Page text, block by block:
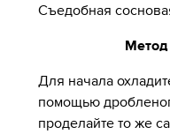
Съедобная
Метод
Для начала
помощью
проделайте то же